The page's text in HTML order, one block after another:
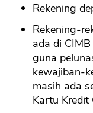
Rekening
Rekening-
ada di
guna
kewajiban-
masih ada
Kartu Kredit